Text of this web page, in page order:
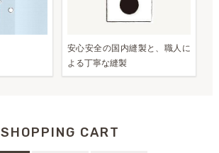
安心安全の国内縫製と、職人に
よる丁寧な縫製
SHOPPING CART